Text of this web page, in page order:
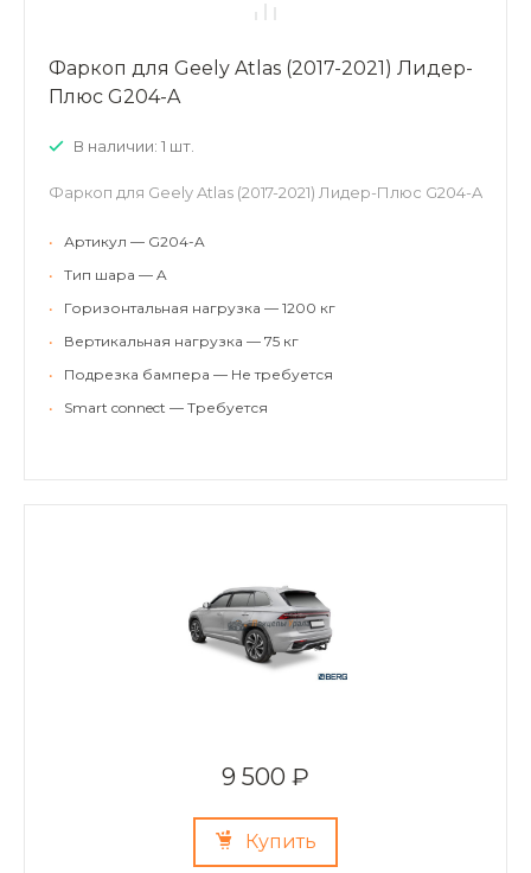
Фаркоп для Geely Atlas (2017-2021) Лидер-
Плюс G204-A
В наличии: 1 шт.
Фаркоп для Geely Atlas (2017-2021) Лидер-Плюс G204-A
•
Артикул — G204-A
•
Тип шара — A
•
Горизонтальная нагрузка — 1200 кг
•
Вертикальная нагрузка — 75 кг
•
Подрезка бампера — Не требуется
•
Smart connect — Требуется
9 500 ₽
Купить